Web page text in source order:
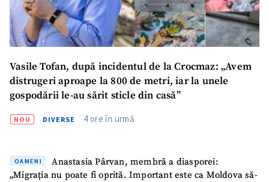
Vasile Tofan, după incidentul de la Crocmaz: „Avem
distrugeri aproape la 800 de metri, iar la unele
gospodării le-au sărit sticle din casă”
NOU DIVERSE 4 ore în urmă
OAMENI
Anastasia Pârvan, membră a diasporei:
„Migrația nu poate fi oprită. Important este ca Moldova să-